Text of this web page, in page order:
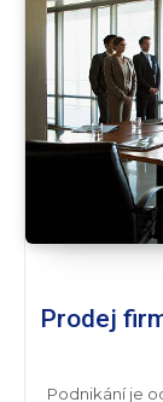
Prodej
Podnikání je